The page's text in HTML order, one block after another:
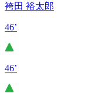
袴田 裕太郎
46’
46’